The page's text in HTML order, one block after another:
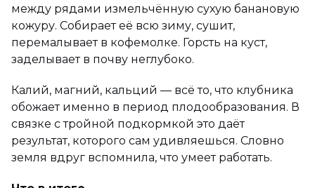
между рядами измельчённую сухую банановую
кожуру. Собирает её всю зиму, сушит,
перемалывает в кофемолке. Горсть на куст,
заделывает в почву неглубоко.
Калий, магний, кальций — всё то, что клубника
обожает именно в период плодообразования. В
связке с тройной подкормкой это даёт
результат, которого сам удивляешься. Словно
земля вдруг вспомнила, что умеет работать.